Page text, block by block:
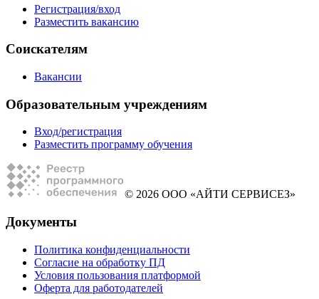
Регистрация/вход
Разместить вакансию
Соискателям
Вакансии
Образовательным учреждениям
Вход/регистрация
Разместить программу обучения
© 2026 ООО «АЙТИ СЕРВИСЕЗ»
Документы
Политика конфиденциальности
Согласие на обработку ПД
Условия пользования платформой
Оферта для работодателей